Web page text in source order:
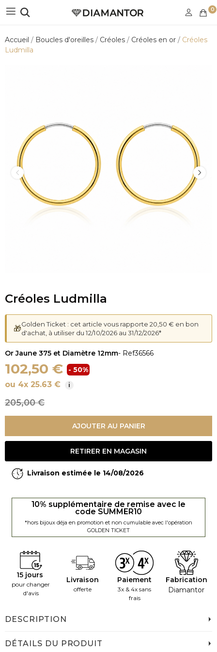
0
Accueil Boucles d'oreilles Créoles Créoles en or
Créoles
Ludmilla
Créoles Ludmilla
🎁Golden Ticket : cet article vous rapporte 20,50 € en bon
d'achat, à utiliser du 12/10/2026 au 31/12/2026*
Or Jaune 375 et Diamètre 12mm- Ref36566
102,50 € - 50%
ou 4x 25.63 € i
205,00 €
AJOUTER AU PANIER
RETIRER EN MAGASIN
Livraison estimée le 14/08/2026
10% supplémentaire de remise avec le
code SUMMER10
*hors bijoux déja en promotion et non cumulable avec l'opération
GOLDEN TICKET
15 jours
pour changer
d'avis
Livraison
offerte
Paiement
3x & 4x sans
frais
Fabrication
Diamantor
DESCRIPTION
DÉTAILS DU PRODUIT